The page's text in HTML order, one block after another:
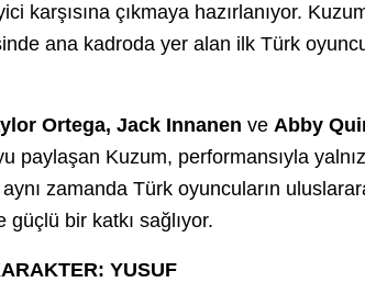
karşısına çıkmaya hazırlanıyor.
ana kadroda yer alan ilk Türk
Ortega, Jack Innanen ve Abby
paylaşan Kuzum, performansıyla
zamanda Türk oyuncuların
bir katkı sağlıyor.
YUSUF